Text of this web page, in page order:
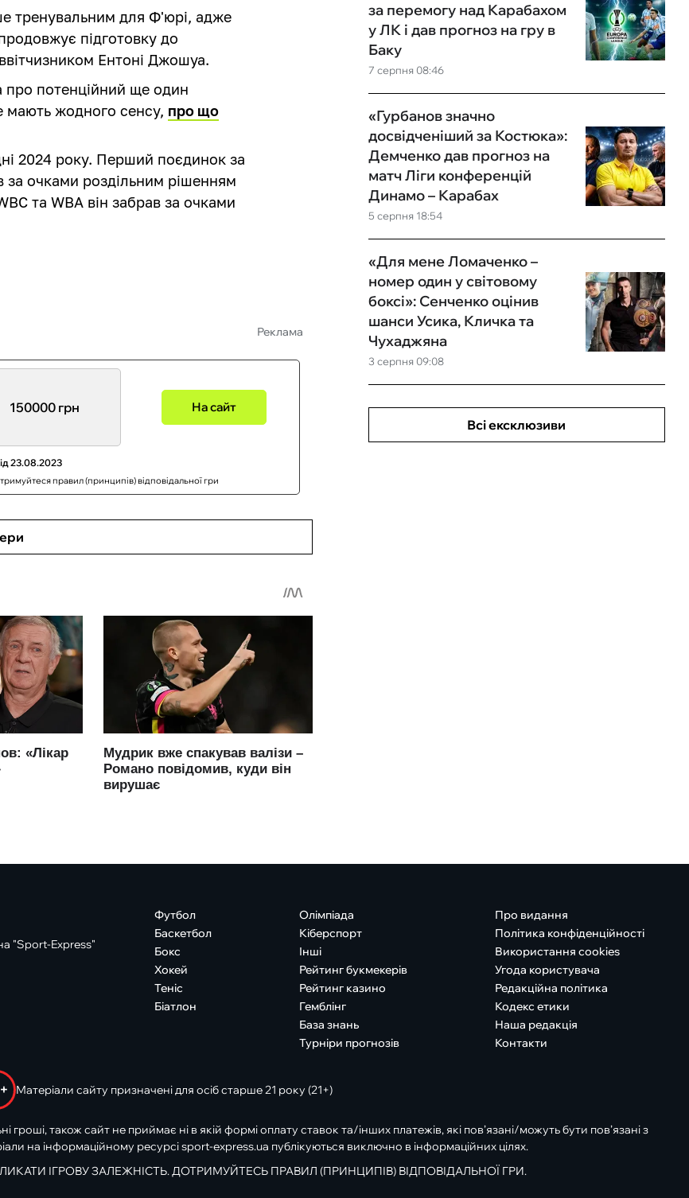
тренувальним для Ф'юрі, адже
підготовку до
Ентоні Джошуа.
про потенційний ще один
мають жодного сенсу, про що
2024 року. Перший поєдинок за
за очками роздільним рішенням
та WBA він забрав за очками
Реклама
150000 грн На сайт
23.08.2023
правил (принципів) відповідальної гри
7 серпня 08:46
за перемогу над Карабахом
у ЛК і дав прогноз на гру в
Баку
5 серпня 18:54
«Гурбанов значно
досвідченіший за Костюка»:
Демченко дав прогноз на
матч Ліги конференцій
Динамо – Карабах
3 серпня 09:08
«Для мене Ломаченко –
номер один у світовому
боксі»: Сенченко оцінив
шанси Усика, Кличка та
Чухаджяна
Всі ексклюзиви
"Sport-Express"
Футбол
Баскетбол
Бокс
Хокей
Теніс
Біатлон
Олімпіада
Кіберспорт
Інші
Рейтинг букмекерів
Рейтинг казино
Гемблінг
База знань
Турніри прогнозів
Про видання
Політика конфіденційності
Використання cookies
Угода користувача
Редакційна політика
Кодекс етики
Наша редакція
Контакти
Матеріали сайту призначені для осіб старше 21 року (21+)
також сайт не приймає ні в якій формі оплату ставок та/інших платежів, які пов’язані/можуть бути пов’язані з
на інформаційному ресурсі sport-express.ua публікуються виключно в інформаційних цілях.
ІГРОВУ ЗАЛЕЖНІСТЬ. ДОТРИМУЙТЕСЬ ПРАВИЛ (ПРИНЦИПІВ) ВІДПОВІДАЛЬНОЇ ГРИ.